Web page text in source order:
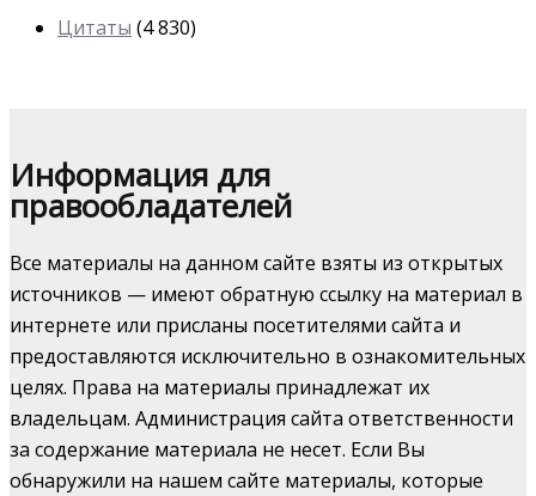
Цитаты (4 830)
Информация для
правообладателей
Все материалы на данном сайте взяты из открытых
источников — имеют обратную ссылку на материал в
интернете или присланы посетителями сайта и
предоставляются исключительно в ознакомительных
целях. Права на материалы принадлежат их
владельцам. Администрация сайта ответственности
за содержание материала не несет. Если Вы
обнаружили на нашем сайте материалы, которые